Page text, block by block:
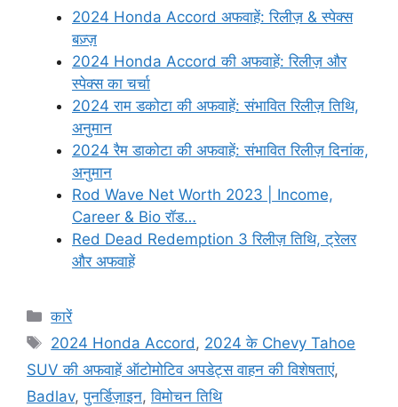
2024 Honda Accord अफवाहें: रिलीज़ & स्पेक्स
बज़्ज़
2024 Honda Accord की अफवाहें: रिलीज़ और
स्पेक्स का चर्चा
2024 राम डकोटा की अफवाहें: संभावित रिलीज़ तिथि,
अनुमान
2024 रैम डाकोटा की अफवाहें: संभावित रिलीज़ दिनांक,
अनुमान
Rod Wave Net Worth 2023 | Income,
Career & Bio रॉड…
Red Dead Redemption 3 रिलीज़ तिथि, ट्रेलर
और अफवाहें
Categories
कारें
Tags
2024 Honda Accord, 2024 के Chevy Tahoe
SUV की अफवाहें ऑटोमोटिव अपडेट्स वाहन की विशेषताएं,
Badlav,पुनर्डिज़ाइन,विमोचन तिथि